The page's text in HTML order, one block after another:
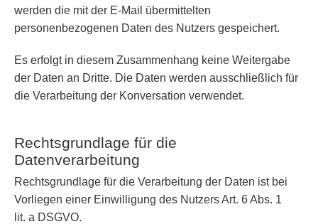
werden die mit der E-Mail übermittelten
personenbezogenen Daten des Nutzers gespeichert.
Es erfolgt in diesem Zusammenhang keine Weitergabe
der Daten an Dritte. Die Daten werden ausschließlich für
die Verarbeitung der Konversation verwendet.
Rechtsgrundlage für die
Datenverarbeitung
Rechtsgrundlage für die Verarbeitung der Daten ist bei
Vorliegen einer Einwilligung des Nutzers Art. 6 Abs. 1
lit. a DSGVO.